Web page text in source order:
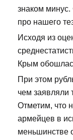
знаком
про нашего
Исходя из
Крым
При этом
чем заявляли
Отметим, что
армейцев в
меньшинстве